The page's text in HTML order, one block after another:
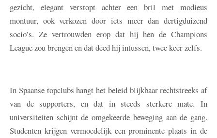
gezicht, elegant verstopt achter een bril met modieus
montuur, ook verkozen door iets meer dan dertigduizend
socio’s. Ze vertrouwden erop dat hij hen de Champions
League zou brengen en dat deed hij intussen, twee keer zelfs.
In Spaanse topclubs hangt het beleid blijkbaar rechtstreeks af
van de supporters, en dat in steeds sterkere mate. In
universiteiten schijnt de omgekeerde beweging aan de gang.
Studenten krijgen vermoedelijk een prominente plaats in de